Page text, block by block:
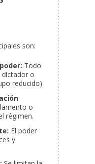
son:
Todo
dictador o
reducido).
o
régimen.
El poder
y